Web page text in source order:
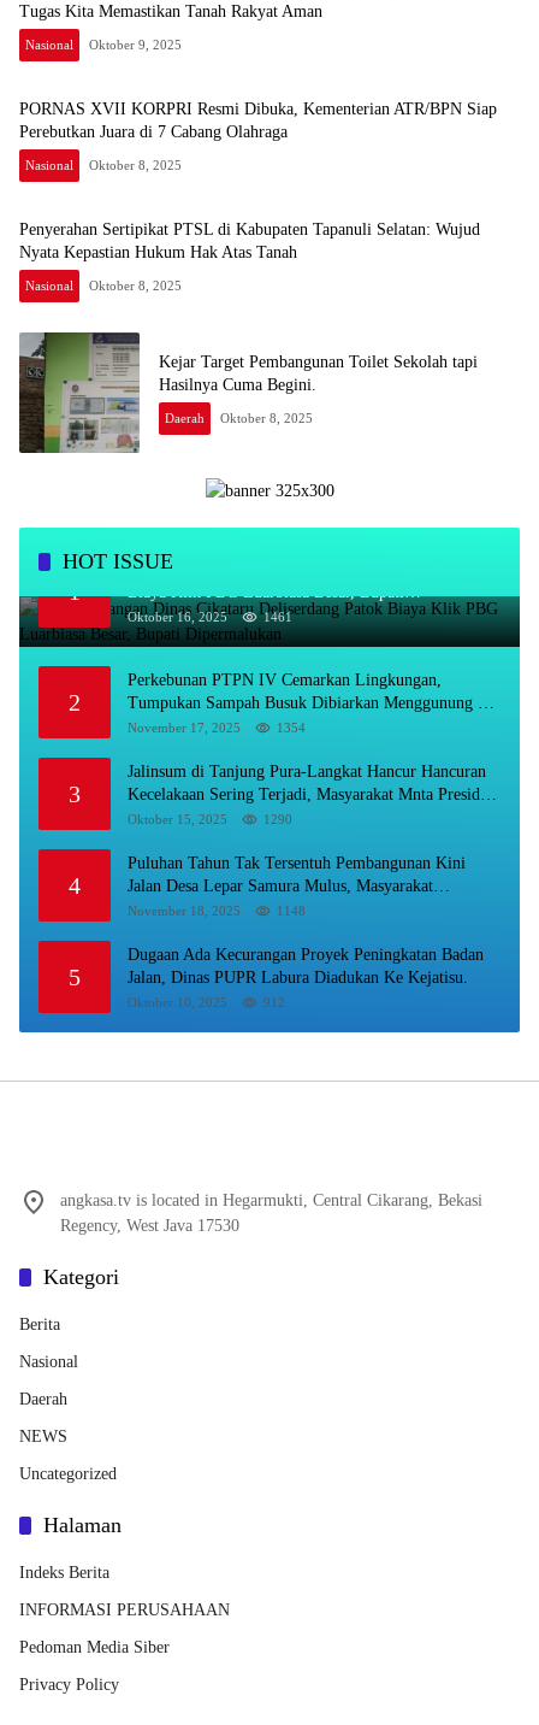
Tugas Kita Memastikan Tanah Rakyat Aman
Nasional Oktober 9, 2025
PORNAS XVII KORPRI Resmi Dibuka, Kementerian ATR/BPN Siap
Perebutkan Juara di 7 Cabang Olahraga
Nasional Oktober 8, 2025
Penyerahan Sertipikat PTSL di Kabupaten Tapanuli Selatan: Wujud
Nyata Kepastian Hukum Hak Atas Tanah
Nasional Oktober 8, 2025
Kejar Target Pembangunan Toilet Sekolah tapi
Hasilnya Cuma Begini.
Daerah Oktober 8, 2025
HOT ISSUE
1
Kadis Bayangan Dinas Cikataru Deliserdang Patok
Biaya Klik PBG Luarbiasa Besar, Bupati
Dipermalukan
Oktober 16, 2025 1461
2
Perkebunan PTPN IV Cemarkan Lingkungan,
Tumpukan Sampah Busuk Dibiarkan Menggunung Di
Areal Rumah Karyawan.
November 17, 2025 1354
3
Jalinsum di Tanjung Pura-Langkat Hancur Hancuran
Kecelakaan Sering Terjadi, Masyarakat Mnta Presiden
Prabowo Beri Perhatian.
Oktober 15, 2025 1290
4
Puluhan Tahun Tak Tersentuh Pembangunan Kini
Jalan Desa Lepar Samura Mulus, Masyarakat
Sampaikan Terimakasih Ke Bupati Karo
November 18, 2025 1148
5
Dugaan Ada Kecurangan Proyek Peningkatan Badan
Jalan, Dinas PUPR Labura Diadukan Ke Kejatisu.
Oktober 10, 2025 912
angkasa.tv is located in Hegarmukti, Central Cikarang, Bekasi
Regency, West Java 17530
Kategori
Berita
Nasional
Daerah
NEWS
Uncategorized
Halaman
Indeks Berita
INFORMASI PERUSAHAAN
Pedoman Media Siber
Privacy Policy